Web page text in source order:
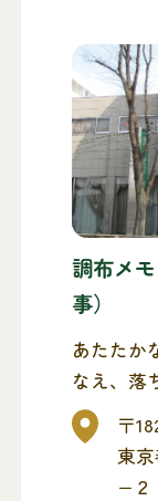
調布メ
事）
あたたか
なえ、落
ぶことが
だいたご
ごしい
〒
東
−２